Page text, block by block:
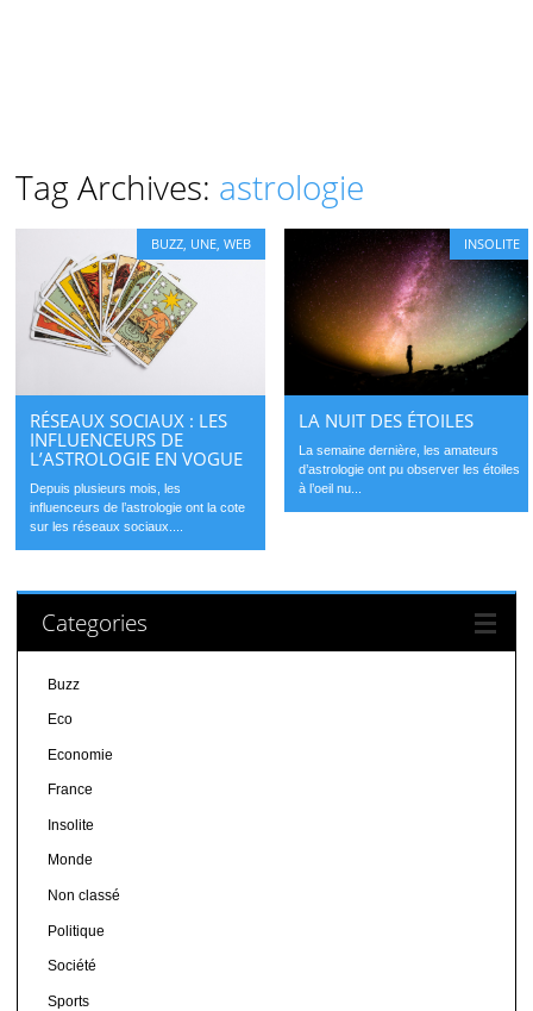
Tag Archives: astrologie
BUZZ UNE ,WEB
RÉSEAUX SOCIAUX : LES
INFLUENCEURS DE
L’ASTROLOGIE EN VOGUE
Depuis plusieurs mois, les
influenceurs de l’astrologie ont la cote
sur les réseaux sociaux....
INSOLITE
LA NUIT DES ÉTOILES
La semaine dernière, les amateurs
d’astrologie ont pu observer les étoiles
à l’oeil nu...
Categories
Buzz
Eco
Economie
France
Insolite
Monde
Non classé
Politique
Société
Sports